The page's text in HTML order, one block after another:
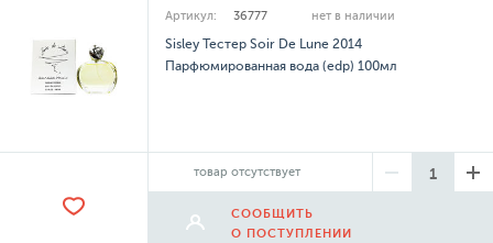
Артикул: 36777 нет в наличии
Sisley Тестер Soir De Lune 2014
Парфюмированная вода (edp) 100мл
товар отсутствует
СООБЩИТЬ
О ПОСТУПЛЕНИИ